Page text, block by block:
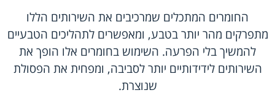
החומרים המתכלים שמרכיבים את השירותים הללו
מתפרקים מהר יותר בטבע, ומאפשרים לתהליכים הטבעיים
להמשיך בלי הפרעה. השימוש בחומרים אלו הופך את
השירותים לידידותיים יותר לסביבה, ומפחית את הפסולת
שנוצרת.